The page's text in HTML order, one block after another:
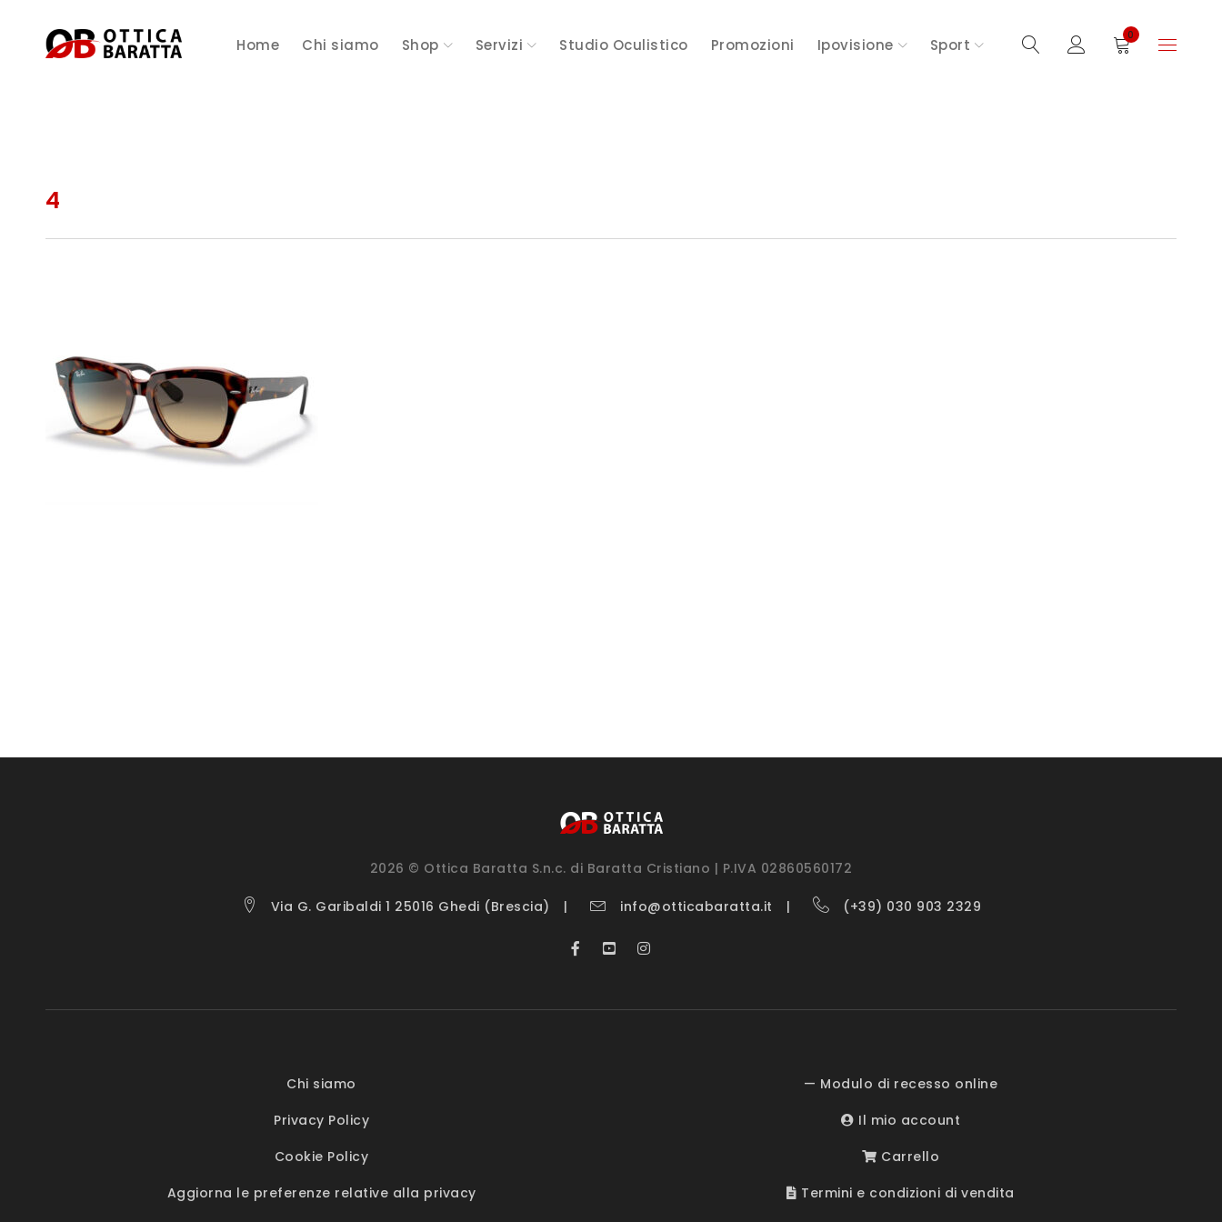
Home Chi siamo Shop Servizi Studio Oculistico Promozioni Ipovisione Sport
0
4
2026 © Ottica Baratta S.n.c. di Baratta Cristiano | P.IVA 02860560172
Via G. Garibaldi 1 25016 Ghedi (Brescia) info@otticabaratta.it (+39) 030 903 2329
Chi siamo
Privacy Policy
Cookie Policy
Aggiorna le preferenze relative alla privacy
— Modulo di recesso online
Il mio account
Carrello
Termini e condizioni di vendita